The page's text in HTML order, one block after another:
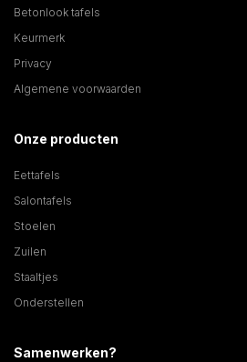
Betonlook tafels
Keurmerk
Privacy
Algemene voorwaarden
Onze producten
Eettafels
Salontafels
Stoelen
Zuilen
Staaltjes
Onderstellen
Samenwerken?